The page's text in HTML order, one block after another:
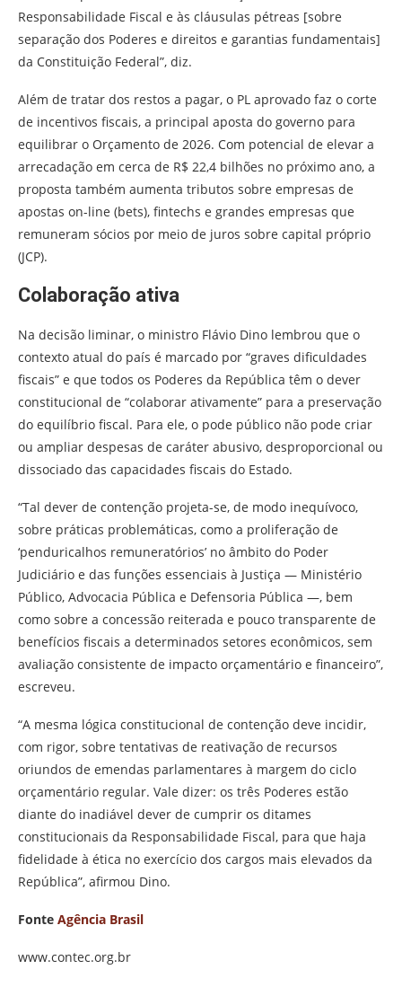
Responsabilidade Fiscal e às cláusulas pétreas [sobre
separação dos Poderes e direitos e garantias fundamentais]
da Constituição Federal”, diz.
Além de tratar dos restos a pagar, o PL aprovado faz o corte
de incentivos fiscais, a principal aposta do governo para
equilibrar o Orçamento de 2026. Com potencial de elevar a
arrecadação em cerca de R$ 22,4 bilhões no próximo ano, a
proposta também aumenta tributos sobre empresas de
apostas on-line (bets), fintechs e grandes empresas que
remuneram sócios por meio de juros sobre capital próprio
(JCP).
Colaboração ativa
Na decisão liminar, o ministro Flávio Dino lembrou que o
contexto atual do país é marcado por “graves dificuldades
fiscais” e que todos os Poderes da República têm o dever
constitucional de “colaborar ativamente” para a preservação
do equilíbrio fiscal. Para ele, o pode público não pode criar
ou ampliar despesas de caráter abusivo, desproporcional ou
dissociado das capacidades fiscais do Estado.
“Tal dever de contenção projeta-se, de modo inequívoco,
sobre práticas problemáticas, como a proliferação de
‘penduricalhos remuneratórios’ no âmbito do Poder
Judiciário e das funções essenciais à Justiça — Ministério
Público, Advocacia Pública e Defensoria Pública —, bem
como sobre a concessão reiterada e pouco transparente de
benefícios fiscais a determinados setores econômicos, sem
avaliação consistente de impacto orçamentário e financeiro”,
escreveu.
“A mesma lógica constitucional de contenção deve incidir,
com rigor, sobre tentativas de reativação de recursos
oriundos de emendas parlamentares à margem do ciclo
orçamentário regular. Vale dizer: os três Poderes estão
diante do inadiável dever de cumprir os ditames
constitucionais da Responsabilidade Fiscal, para que haja
fidelidade à ética no exercício dos cargos mais elevados da
República”, afirmou Dino.
Fonte Agência Brasil
www.contec.org.br